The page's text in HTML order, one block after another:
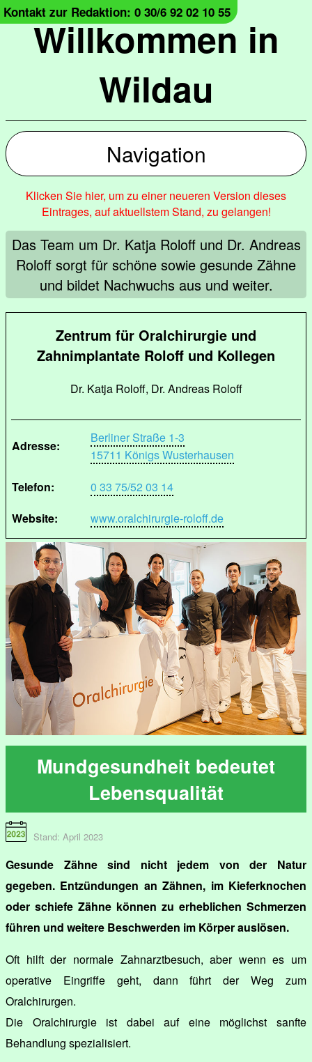
Willkommen in
Wildau
Kontakt zur Redaktion: 0 30/6 92 02 10 55
Navigation
Klicken Sie hier, um zu einer neueren Version dieses
Eintrages, auf aktuellstem Stand, zu gelangen!
Das Team um Dr. Katja Roloff und Dr. Andreas
Roloff sorgt für schöne sowie gesunde Zähne
und bildet Nachwuchs aus und weiter.
Zentrum für Oralchirurgie und
Zahnimplantate Roloff und Kollegen
Dr. Katja Roloff, Dr. Andreas Roloff
Adresse:
Berliner Straße 1-3
15711 Königs Wusterhausen
Telefon:
0 33 75/52 03 14
Website:
www.oralchirurgie-roloff.de
Mundgesundheit bedeutet
Lebensqualität
Stand: April 2023
Gesunde Zähne sind nicht jedem von der Natur
gegeben. Entzündungen an Zähnen, im Kieferknochen
oder schiefe Zähne können zu erheblichen Schmerzen
führen und weitere Beschwerden im Körper auslösen.
Oft hilft der normale Zahnarztbesuch, aber wenn es um
operative Eingriffe geht, dann führt der Weg zum
Oralchirurgen.
Die Oralchirurgie ist dabei auf eine möglichst sanfte
Behandlung spezialisiert.